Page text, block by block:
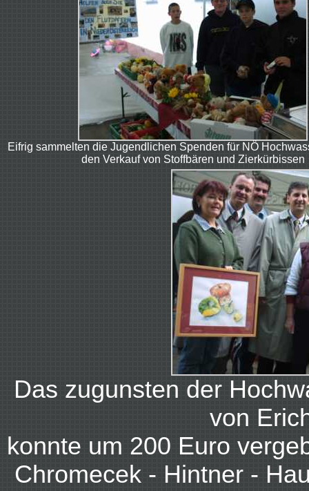
Eifrig sammelten die Jugendlichen Spenden für NÖ
den Verkauf von Stoffbären und Zierkürbissen
Das zugunsten der
von
konnte um 200 Euro
Chromecek - Hintner -